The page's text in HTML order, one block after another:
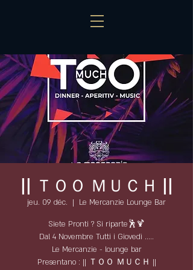
|| ＴＯＯ ＭＵＣＨ ||
jeu. 09 déc.
  |
Le Mercanzie Lounge Bar
Siete Pronti ? Si riparte🕺🍹
Dal 4 Novembre Tutti i Giovedì .....
Le Mercanzie - lounge bar
Presentano : || ＴＯＯ ＭＵＣＨ ||